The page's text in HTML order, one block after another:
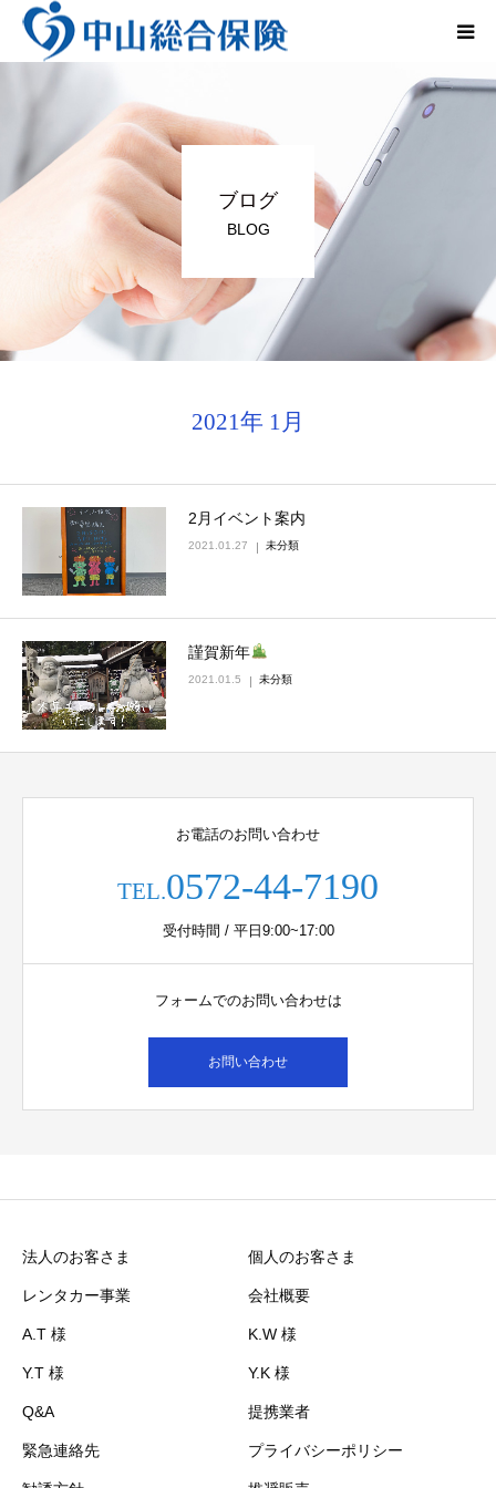
ブログ
BLOG
2021年 1月
2月イベント案内
2021.01.27 未分類
謹賀新年
2021.01.5 未分類
お電話のお問い合わせ
TEL.0572-44-7190
受付時間 / 平日9:00~17:00
フォームでのお問い合わせは
お問い合わせ
法人のお客さま 個人のお客さま
レンタカー事業 会社概要
A.T 様 K.W 様
Y.T 様 Y.K 様
Q&A 提携業者
緊急連絡先 プライバシーポリシー
個人のお客さま
レンタカー事業
会社概要
インタビュー